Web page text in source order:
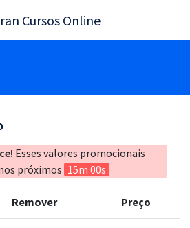
Esses valores promocionais
próximos 15m 00s
Remover Preço